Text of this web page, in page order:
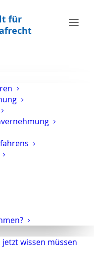
für
wissen müssen
für
in
–
spezialisierte
und